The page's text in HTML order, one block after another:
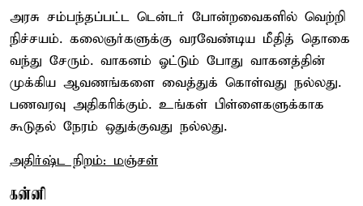
அரசு சம்பந்தப்பட்ட டென்டர் போன்றவைகளில் வெற்றி
நிச்சயம். கலைஞர்களுக்கு வரவேண்டிய மீதித் தொகை
வந்து சேரும். வாகனம் ஓட்டும் போது வாகனத்தின்
முக்கிய ஆவணங்களை வைத்துக் கொள்வது நல்லது.
பணவரவு அதிகரிக்கும். உங்கள் பிள்ளைகளுக்காக
கூடுதல் நேரம் ஒதுக்குவது நல்லது.
அதிர்ஷ்ட நிறம்: மஞ்சள்
கன்னி